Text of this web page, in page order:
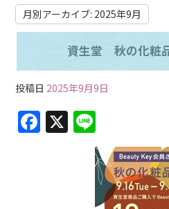
月別アーカイブ: 2025年9月
資生堂 秋の化粧
投稿日 2025年9月9日
F
a
X
n
e